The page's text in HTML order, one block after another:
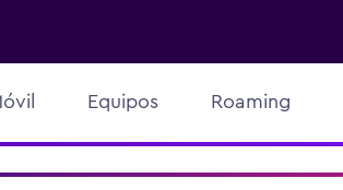
Equipos Roaming